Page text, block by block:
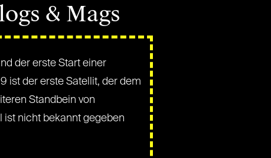
& Mags
der erste Start einer
ist der erste Satellit, der dem
Standbein von
ist nicht bekannt gegeben